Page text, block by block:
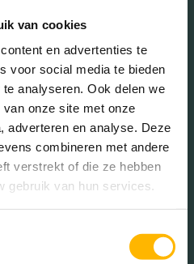
van cookies
en advertenties te
voor social media te bieden
analyseren. Ook delen we
onze site met onze
adverteren en analyse. Deze
combineren met andere
verstrekt of die ze hebben
gebruik van hun services.
65+ jaar (9.22%)
Mannen (47.69%)
Vrouwen (52.31%)